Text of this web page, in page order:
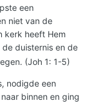
een
niet van de
kerk heeft Hem
duisternis en de
(Joh 1: 1-5)
nodigde een
binnen en ging